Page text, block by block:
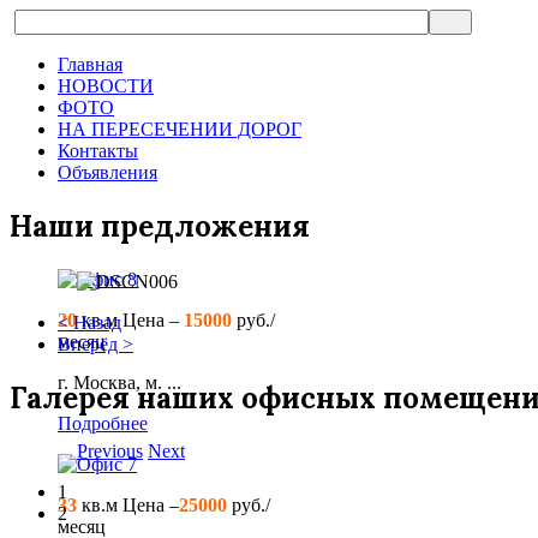
Главная
НОВОСТИ
ФОТО
НА ПЕРЕСЕЧЕНИИ ДОРОГ
Контакты
Объявления
Наши предложения
Офис 8
20 кв.мЦена – 15000 руб./
месяц
г. Москва, м. ...
Подробнее
Офис 7
33 кв.м Цена –25000 руб./
месяц
< Назад
Вперёд >
Галерея наших офисных
Previous Next
1
2